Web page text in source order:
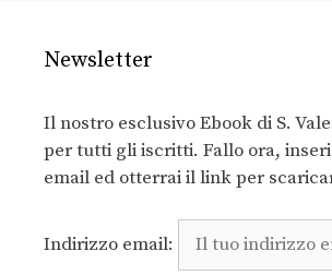
Newsletter
Il nostro esclusivo Ebook di S.
per tutti gli iscritti. Fallo ora,
email ed otterrai il link per
Indirizzo email: